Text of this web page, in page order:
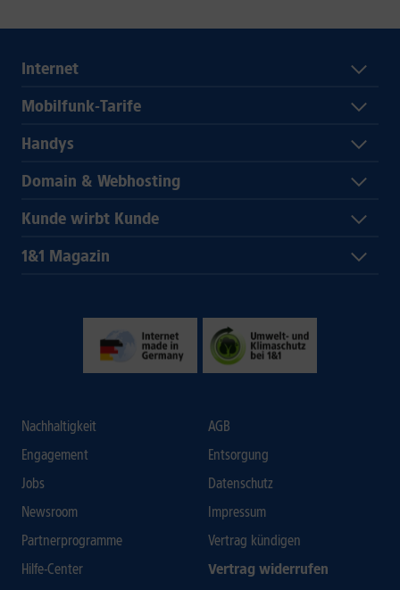
Internet
Mobilfunk-Tarife
Handys
Domain & Webhosting
Kunde wirbt Kunde
1&1 Magazin
Nachhaltigkeit
Engagement
Jobs
Newsroom
Partnerprogramme
Hilfe-Center
AGB
Entsorgung
Datenschutz
Impressum
Vertrag kündigen
Vertrag widerrufen